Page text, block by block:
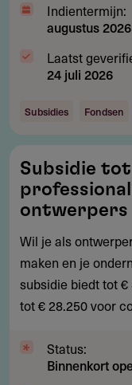
Indientermijn:
augustus 2026
Laatst
24 juli 2026
Subsidies Fondsen
tot
€
28.250
voor
professionalisering
van
ontwerpers
Subsidie
ontwerpers
Wil je als
maken en je
subsidie biedt tot
tot € 28.250 voor
Status:
Binnenkort